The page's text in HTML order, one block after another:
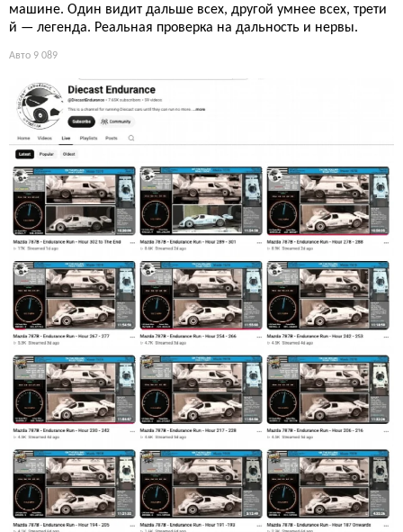
машине. Один видит дальше всех, другой умнее всех, трети
й — легенда. Реальная проверка на дальность и нервы.
Авто 9 089